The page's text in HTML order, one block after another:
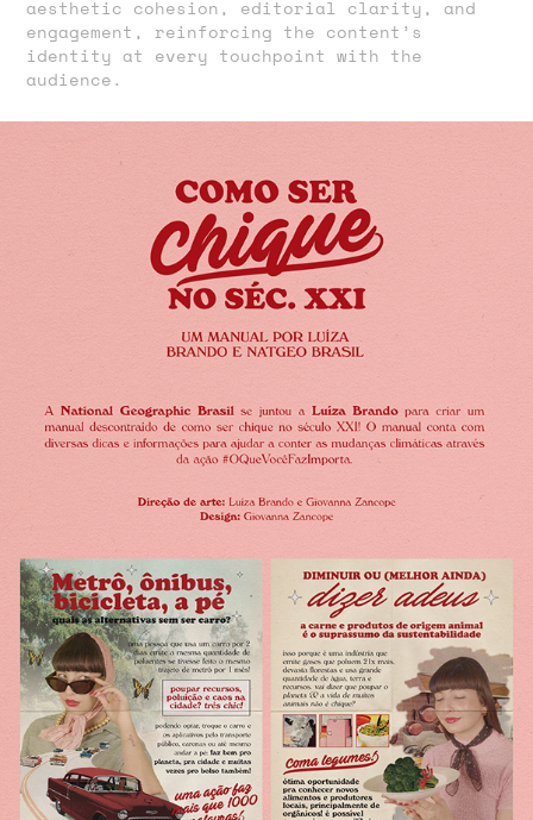
aesthetic cohesion, editorial clarity, and
engagement, reinforcing the content’s
identity at every touchpoint with the
audience.